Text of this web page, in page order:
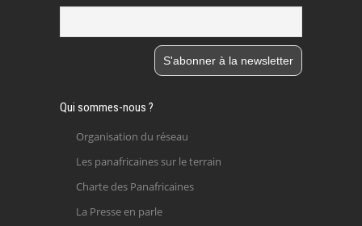
Qui sommes-nous ?
Organisation du réseau
Les panafricaines sur le terrain
Charte des Panafricaines
La Presse en parle